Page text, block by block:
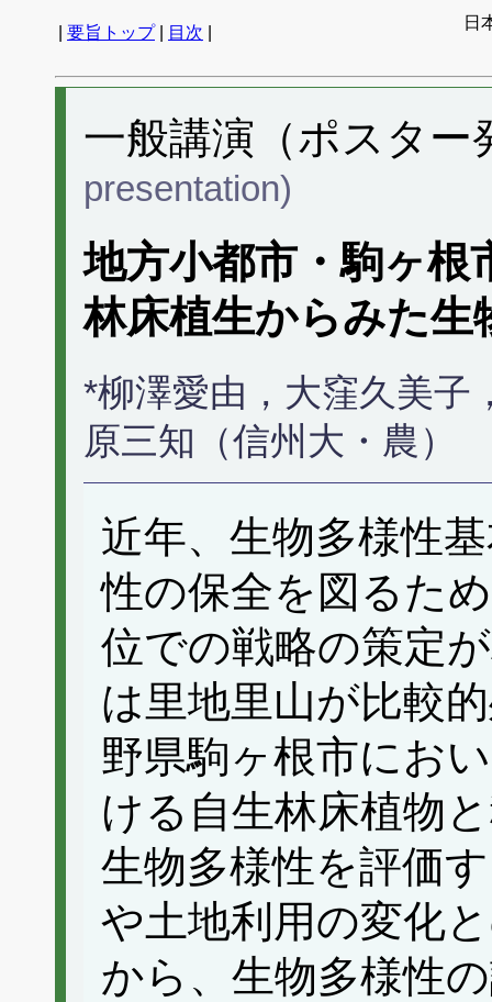
要旨トップ| 目次
日
一般講演（ポスタ
presentation)
地方小都市・駒ヶ根
林床植生からみた生
*柳澤愛由，大窪久美子
原三知（信州大・農）
近年、生物多様性
性の保全を図るた
位での戦略の策定
は里地里山が比較
野県駒ヶ根市にお
ける自生林床植物
生物多様性を評価
や土地利用の変化
から、生物多様性